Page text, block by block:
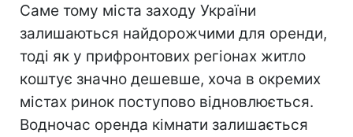
Саме тому міста заходу України
залишаються найдорожчими для оренди,
тоді як у прифронтових регіонах житло
коштує значно дешевше, хоча в окремих
містах ринок поступово відновлюється.
Водночас оренда кімнати залишається